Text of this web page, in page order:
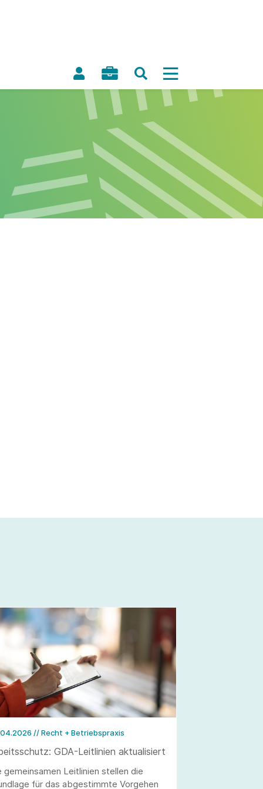
// Recht + Betriebspraxis
GDA-Leitlinien aktualisiert
gemeinsamen Leitlinien stellen die
für das abgestimmte Vorgehen